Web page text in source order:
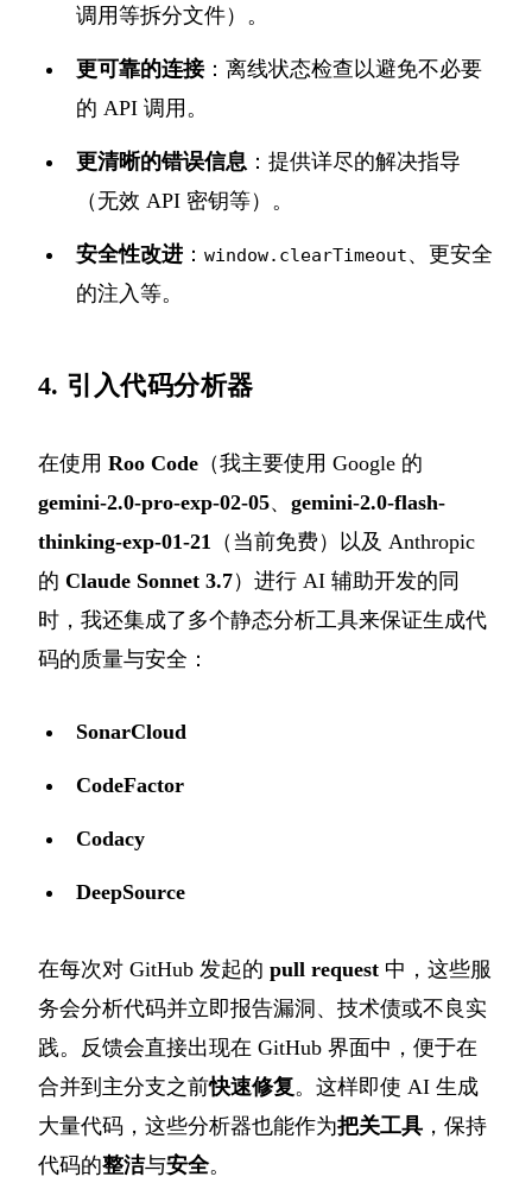
调用等拆分文件）。
更可靠的连接：离线状态检查以避免不必要
的 API 调用。
更清晰的错误信息 ：提供详尽的解决指导
（无效 API 密钥等）。
安全性改进 ： window.clearTimeout、更安全
的注入等。
4. 引入代码分析器
在使用 Roo Code （我主要使用 Google 的
gemini-2.0-pro-exp-02-05、 gemini-2.0-flash-
thinking-exp-01-21 （当前免费）以及 Anthropic
的 Claude Sonnet 3.7）进行 AI 辅助开发的同
时，我还集成了多个静态分析工具来保证生成代
码的质量与安全：
SonarCloud
CodeFactor
Codacy
DeepSource
在每次对 GitHub 发起的 pull request 中，这些服
务会分析代码并立即报告漏洞、技术债或不良实
践。反馈会直接出现在 GitHub 界面中，便于在
合并到主分支之前快速修复。这样即使 AI 生成
大量代码，这些分析器也能作为把关工具 ，保持
代码的整洁与安全。